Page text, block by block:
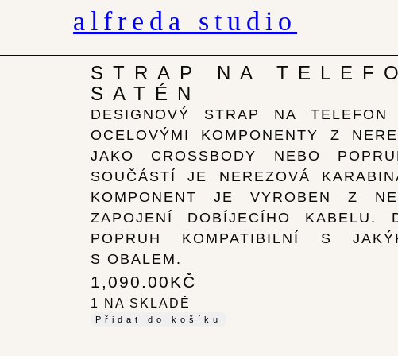
alfreda studio
STRAP NA
SATÉN
DESIGNOVÝ STRAP NA
OCELOVÝMI KOMPONENTY Z
JAKO CROSSBODY NEBO
SOUČÁSTÍ JE NEREZOVÁ
KOMPONENT JE VYROBEN Z
ZAPOJENÍ DOBÍJECÍHO KABELU.
POPRUH KOMPATIBILNÍ S
S OBALEM.
1,090.00KČ
1 NA SKLADĚ
Přidat do košíku